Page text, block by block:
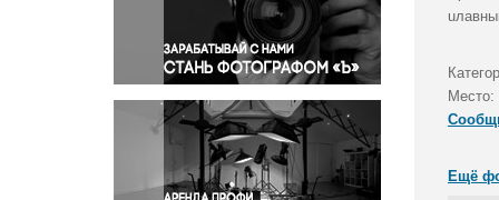
Правосудие
Происшествия и конфликты
Религия
Светская жизнь
Спорт
Экология
Экономика и бизнес
Место:
Ещё